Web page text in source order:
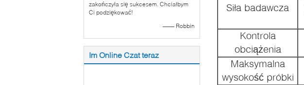
zakończyła się sukcesem. Chciałbym
Ci podziękować!
—— Robbin
Im Online Czat teraz
Siła badawcza
Kontrola
obciążenia
Maksymalna
wysokość próbki